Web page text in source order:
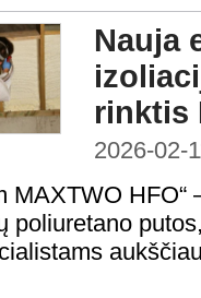
Nauja
rinktis
2026-02-
MAXTWO
poliuretano